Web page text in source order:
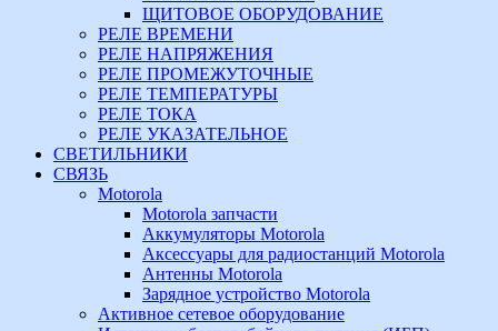
ЩИТОВОЕ ОБОРУДОВАНИЕ
РЕЛЕ ВРЕМЕНИ
РЕЛЕ НАПРЯЖЕНИЯ
РЕЛЕ ПРОМЕЖУТОЧНЫЕ
РЕЛЕ ТЕМПЕРАТУРЫ
РЕЛЕ ТОКА
РЕЛЕ УКАЗАТЕЛЬНОЕ
СВЕТИЛЬНИКИ
СВЯЗЬ
Motorola
Motorola запчасти
Аккумуляторы Motorola
Аксессуары для радиостанций Motorola
Антенны Motorola
Зарядное устройство Motorola
Активное сетевое оборудование